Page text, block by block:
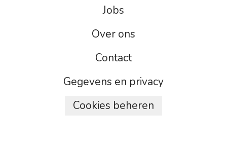
Jobs
Over ons
Contact
Gegevens en privacy
Cookies beheren